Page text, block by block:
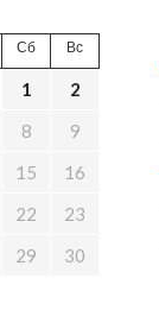
Сб Вс
1
2
8
9
15
16
22
23
29
30